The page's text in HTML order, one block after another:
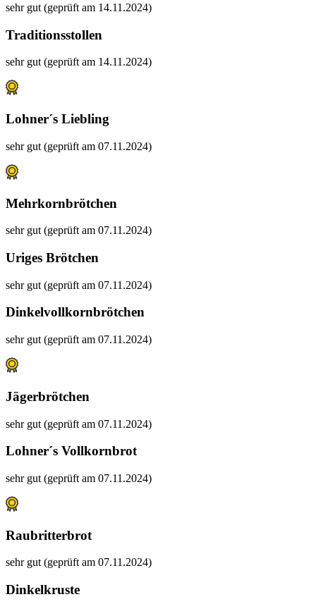
sehr gut (geprüft am 14.11.2024)
Traditionsstollen
sehr gut (geprüft am 14.11.2024)
Lohner´s Liebling
sehr gut (geprüft am 07.11.2024)
Mehrkornbrötchen
sehr gut (geprüft am 07.11.2024)
Uriges Brötchen
sehr gut (geprüft am 07.11.2024)
Dinkelvollkornbrötchen
sehr gut (geprüft am 07.11.2024)
Jägerbrötchen
sehr gut (geprüft am 07.11.2024)
Lohner´s Vollkornbrot
sehr gut (geprüft am 07.11.2024)
Raubritterbrot
sehr gut (geprüft am 07.11.2024)
Dinkelkruste